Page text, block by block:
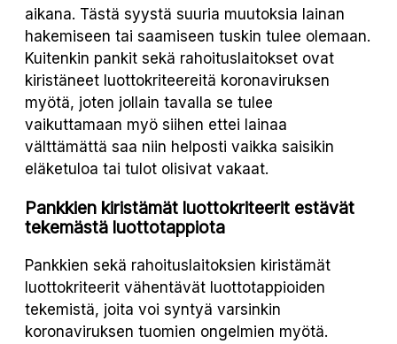
aikana. Tästä syystä suuria muutoksia lainan
hakemiseen tai saamiseen tuskin tulee olemaan.
Kuitenkin pankit sekä rahoituslaitokset ovat
kiristäneet luottokriteereitä koronaviruksen
myötä, joten jollain tavalla se tulee
vaikuttamaan myö siihen ettei lainaa
välttämättä saa niin helposti vaikka saisikin
eläketuloa tai tulot olisivat vakaat.
Pankkien kiristämät luottokriteerit estävät
tekemästä luottotappiota
Pankkien sekä rahoituslaitoksien kiristämät
luottokriteerit vähentävät luottotappioiden
tekemistä, joita voi syntyä varsinkin
koronaviruksen tuomien ongelmien myötä.